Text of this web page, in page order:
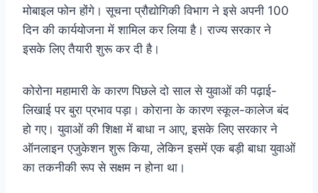
मोबाइल फोन होंगे। सूचना प्रौद्योगिकी विभाग ने इसे अपनी 100
दिन की कार्ययोजना में शामिल कर लिया है। राज्य सरकार ने
इसके लिए तैयारी शुरू कर दी है।
कोरोना महामारी के कारण पिछले दो साल से युवाओं की पढ़ाई-
लिखाई पर बुरा प्रभाव पड़ा। कोराना के कारण स्कूल-कालेज बंद
हो गए। युवाओं की शिक्षा में बाधा न आए, इसके लिए सरकार ने
ऑनलाइन एजुकेशन शुरू किया, लेकिन इसमें एक बड़ी बाधा युवाओं
का तकनीकी रूप से सक्षम न होना था।